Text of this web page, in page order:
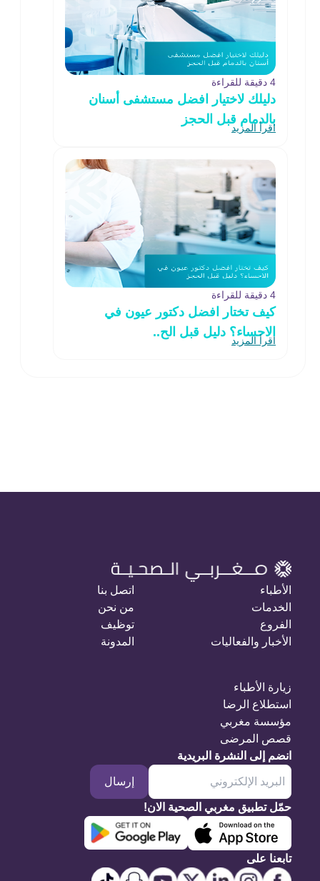
4 دقيقة للقراءة
دليلك لاختيار افضل مستشفى أسنان
بالدمام قبل الحجز
اقرأ المزيد
4 دقيقة للقراءة
كيف تختار افضل دكتور عيون في
الاحساء؟ دليل قبل الح..
اقرأ المزيد
الأطباء
الخدمات
الفروع
الأخبار والفعاليات
اتصل بنا
من نحن
توظيف
المدونة
زيارة الأطباء
استطلاع الرضا
مؤسسة مغربي
قصص المرضى
انضم إلى النشرة البريدية
إرسال
حمّل تطبيق مغربي الصحية الان!
تابعنا على